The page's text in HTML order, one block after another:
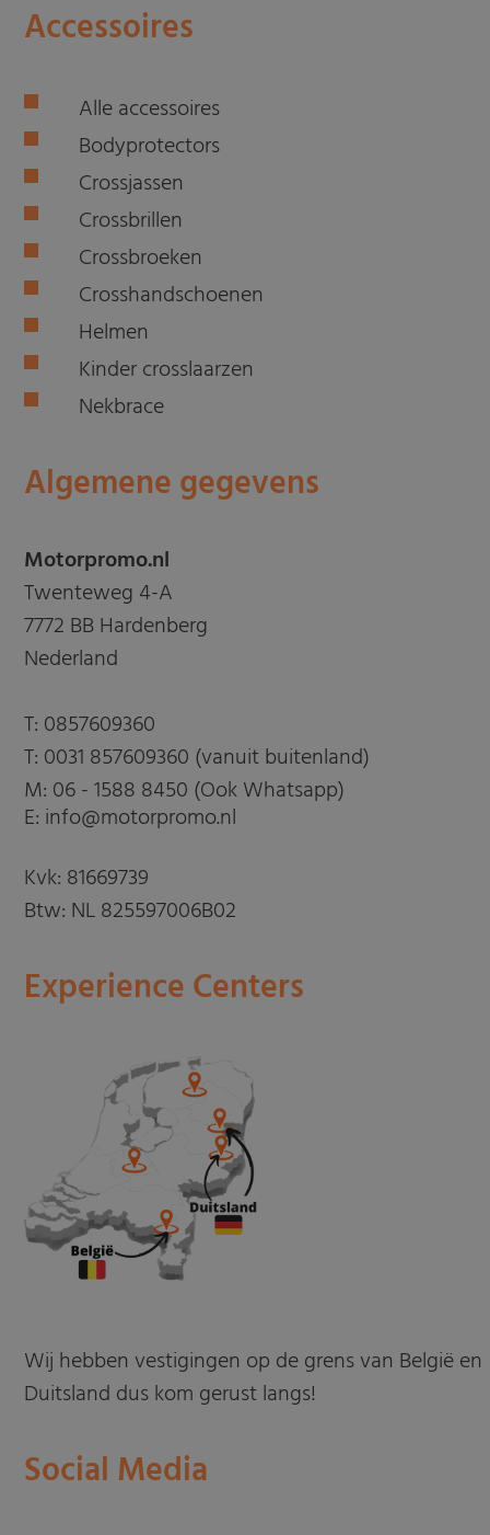
Accessoires
Alle accessoires
Bodyprotectors
Crossjassen
Crossbrillen
Crossbroeken
Crosshandschoenen
Helmen
Kinder crosslaarzen
Nekbrace
Algemene gegevens
Motorpromo.nl
Twenteweg 4-A
7772 BB Hardenberg
Nederland
T: 0857609360
T: 0031 857609360 (vanuit buitenland)
M: 06 - 1588 8450 (Ook Whatsapp)
E: info@motorpromo.nl
Kvk: 81669739
Btw: NL 825597006B02
Experience Centers
Wij hebben vestigingen op de grens van België en
Duitsland dus kom gerust langs!
Social Media